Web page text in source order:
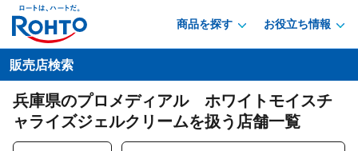
商品を探す お役立ち情報
販売店検索
兵庫県のプロメディアル ホワイトモイスチ
ャライズジェルクリームを扱う店舗一覧